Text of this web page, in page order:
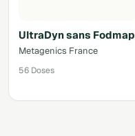
UltraDyn sans Fodmap
Metagenics France
56 Doses